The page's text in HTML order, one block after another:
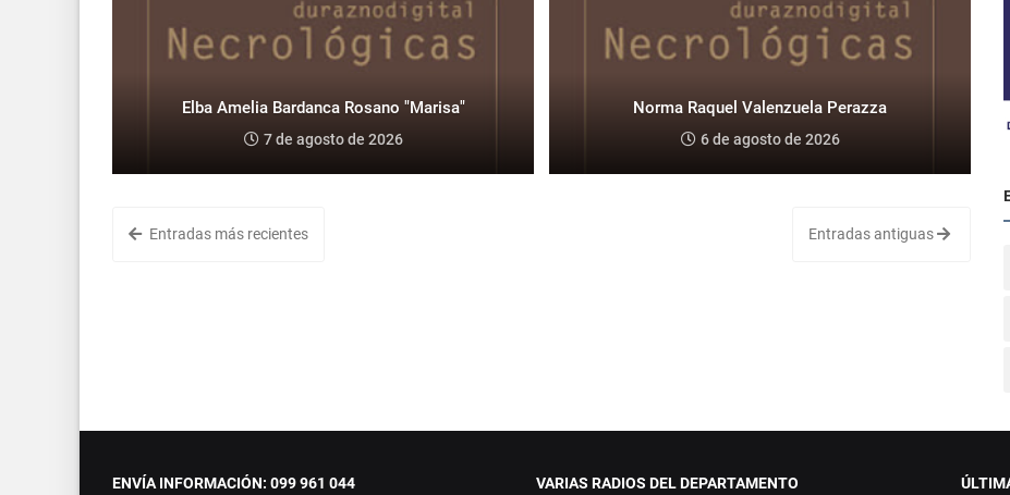
Elba Amelia Bardanca Rosano "Marisa"
7 de agosto de 2026
Norma Raquel Valenzuela Perazza
6 de agosto de 2026
Entradas más recientes Entradas antiguas
ENVÍA INFORMACIÓN: 099 961 044 VARIAS RADIOS DEL DEPARTAMENTO